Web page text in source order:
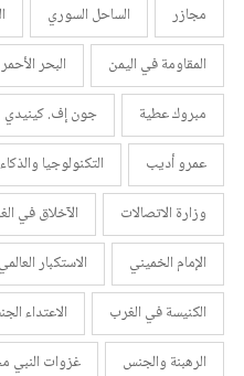
مجازر
الساحل السوري
المقاومة في اليمن
البحر الأحمر
مبروك عطية
جون إف. كينيدي
عمرو أديب
التكنولوجيا
وزارة الاتصالات
الآخلاق في
الإمام الخميني
الاستكبار العالمي
الكنيسة في الغرب
الاعتداء
الرهبنة والجنس
غزوات